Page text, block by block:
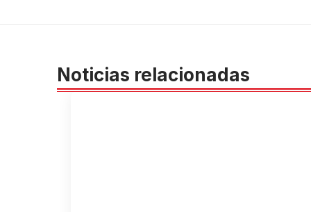
Noticias relacionadas